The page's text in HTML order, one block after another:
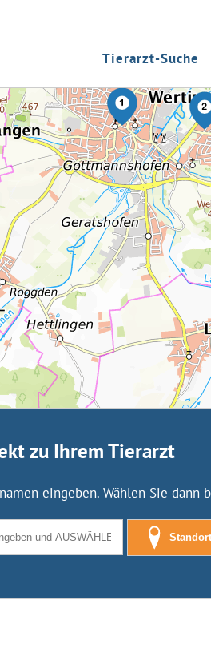
Tierarzt-Suche
zu Ihrem Tierarzt
eingeben. Wählen Sie dann
Standort